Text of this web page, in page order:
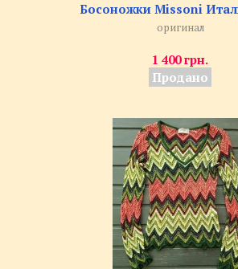
Босоножки Missoni
оригинал
1 400 грн.
Продано